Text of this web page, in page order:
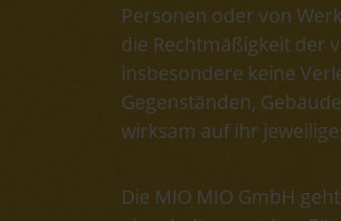
Personen oder von
die Rechtmäßigkeit der
insbesondere keine
Gegenständen,
wirksam auf ihr
Die MIO MIO GmbH